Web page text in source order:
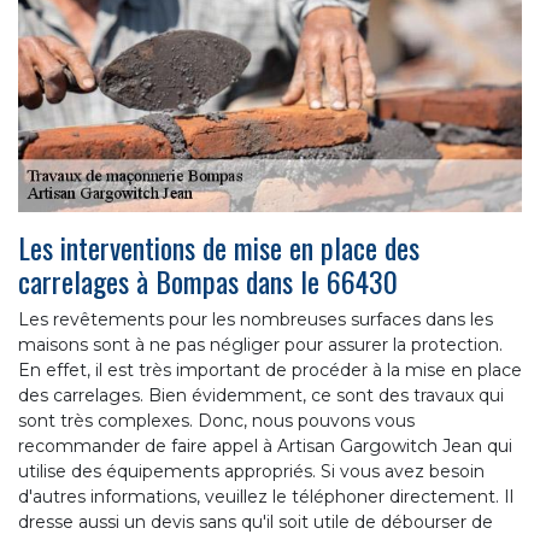
Les interventions de mise en place des
carrelages à Bompas dans le 66430
Les revêtements pour les nombreuses surfaces dans les
maisons sont à ne pas négliger pour assurer la protection.
En effet, il est très important de procéder à la mise en place
des carrelages. Bien évidemment, ce sont des travaux qui
sont très complexes. Donc, nous pouvons vous
recommander de faire appel à Artisan Gargowitch Jean qui
utilise des équipements appropriés. Si vous avez besoin
d'autres informations, veuillez le téléphoner directement. Il
dresse aussi un devis sans qu'il soit utile de débourser de